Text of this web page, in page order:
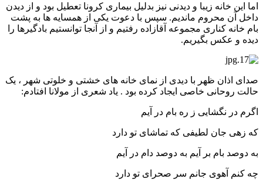
اما این خانه زیبا و دیدنی نیز بدلیل بیماری کرونا تعطیل بود و از دیدن
داخل آن محروم ماندیم. سپس با دعوت یکی از همسایه ها به پشت
بام خانه کناری مجموعه آقازاده رفتیم و از آنجا توانستیم بادگیرها را
دیده و عکس بگیریم.
صدای اذان ظهر با دیدی از نمای خانه های خشتی و خلوتی شهر ، یک
حالت روحانی خاصی ایجاد کرده بود . یاد شعری از مولانا افتادم:
اگرم در نگشایی ز ره بام در آیم
که زهی جان لطیفی که تماشای تو دارد
به دوصد بام بر آیم به دوصد دام در آیم
چه کنم آهوی جانم سر صحرای تو دارد